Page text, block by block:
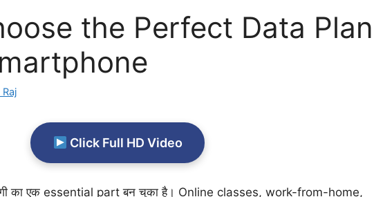
the Perfect Data Plan
Click Full HD Video
का एक essential part बन चुका है। Online classes, work-from-home,